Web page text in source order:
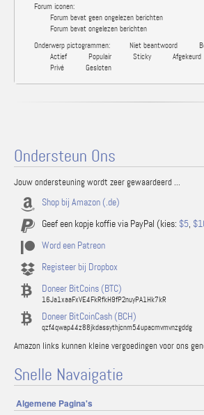
Forum iconen:
Forum bevat geen ongelezen berichten
Forum bevat ongelezen berichten
Onderwerp pictogrammen:
Niet beantwoord
Actief
Populair Sticky Afgekeurd
Privé
Gesloten
Ondersteun Ons
Jouw ondersteuning wordt zeer gewaardeerd ...
Shop bij Amazon (.de)
Geef een kopje koffie via PayPal (kies: $5,
Word een Patreon
Registeer bij Dropbox
Doneer BitCoins (BTC)
16Ja1xaaFxVE4FkRfkH9fP2nuyPA1Hk7kR
Doneer BitCoinCash (BCH)
qzf4qwap44z88jkdassythjcnm54upacmvmvnzgddg
Amazon links kunnen kleine vergoedingen voor ons
Snelle Navaigatie
Algemene Pagina's